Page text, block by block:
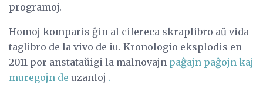
programoj.
Homoj komparis ĝin al cifereca skraplibro aŭ vida
taglibro de la vivo de iu. Kronologio eksplodis en
2011 por anstataŭigi la malnovajn paĝajn paĝojn kaj
muregojn de uzantoj .